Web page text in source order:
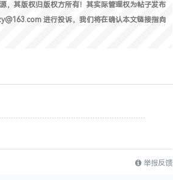
，其版权归版权方所有！其实际管理权为帖子发布
进行投诉，我们将在确认本文链接指向
举报反馈